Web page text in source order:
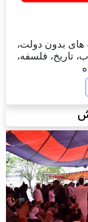
بدون دولت،
تاریخ، فلسفه،